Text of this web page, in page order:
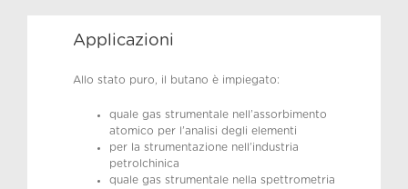
Applicazioni
Allo stato puro, il butano è impiegato:
quale gas strumentale nell’assorbimento
atomico per l’analisi degli elementi
per la strumentazione nell’industria
petrolchinica
quale gas strumentale nella spettrometria